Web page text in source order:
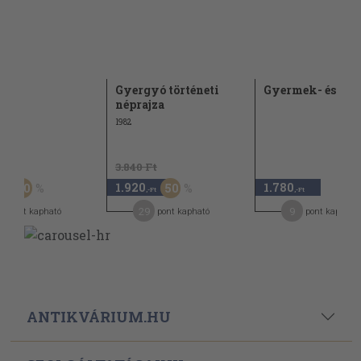
50
pont kapható
Gyergyó történeti
néprajza
1982
3.840 Ft
1.920 ,-Ft 50
pont kapható
Gyermek- és
1.780 ,-Ft
pont kapható
ANTIKVÁRIUM.HU